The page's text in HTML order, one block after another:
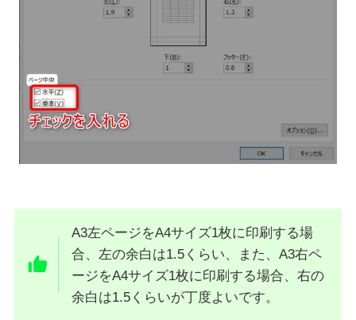
A3左ページをA4サイズ1枚に印刷する場
合、左の余白は1.5くらい、また、A3右ペ
ージをA4サイズ1枚に印刷する場合、右の
余白は1.5くらいが丁度よいです。